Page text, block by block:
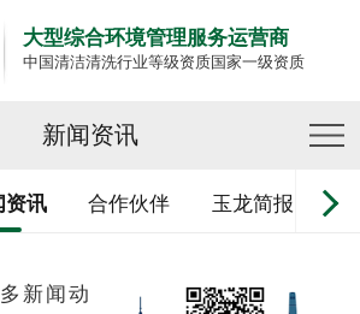
大型综合环境管理服务运营商
中国清洁清洗行业等级资质国家一级资质
新闻资讯
资讯 合作伙伴 玉龙简报
新闻动